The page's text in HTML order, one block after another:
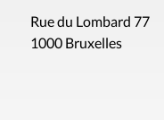
Rue du Lombard 77
1000 Bruxelles